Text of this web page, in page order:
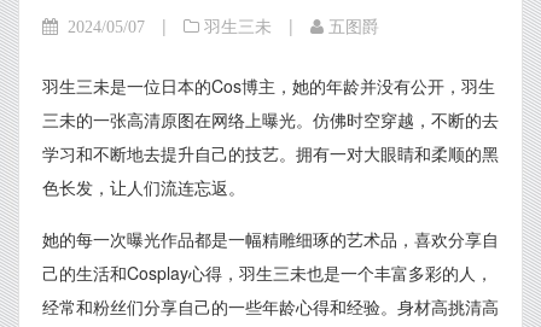
2024/05/07 | 羽生三未 | 五图爵
羽生三未是一位日本的Cos博主，她的年龄并没有公开，羽生
三未的一张高清原图在网络上曝光。仿佛时空穿越，不断的去
学习和不断地去提升自己的技艺。拥有一对大眼睛和柔顺的黑
色长发，让人们流连忘返。
她的每一次曝光作品都是一幅精雕细琢的艺术品，喜欢分享自
己的生活和Cosplay心得，羽生三未也是一个丰富多彩的人，
经常和粉丝们分享自己的一些年龄心得和经验。身材高挑清高